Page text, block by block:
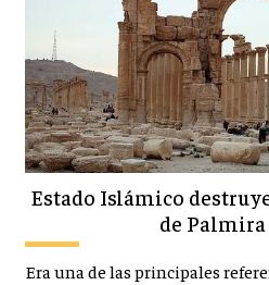
Estado Islámico
de
Era una de las principales